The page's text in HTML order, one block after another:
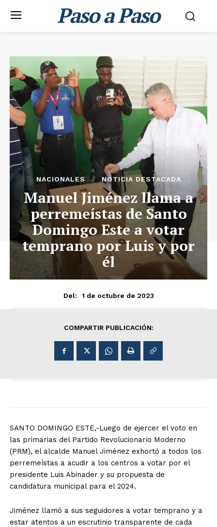
Paso a Paso
NACIONALES NOTICIA DESTACADA
Manuel Jiménez llama a
perremeístas de Santo
Domingo Este a votar
temprano por Luis y por
él
Del: 1 de octubre de 2023
COMPARTIR PUBLICACIÓN:
SANTO DOMINGO ESTE,-Luego de ejercer el voto en
las primarias del Partido Revolucionario Moderno
(PRM), el alcalde Manuel Jiménez exhortó a todos los
perremeístas a acudir a los centros a votar por el
presidente Luis Abinader y su propuesta de
candidatura municipal para el 2024.
Jiménez llamó a sus seguidores a votar temprano y a
estar atentos a un escrutinio transparente de cada